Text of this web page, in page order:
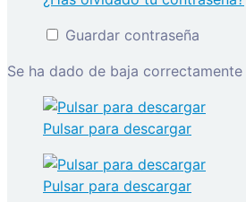
Guardar contraseña
Se ha dado de baja
Pulsar para descargar
Pulsar para descargar